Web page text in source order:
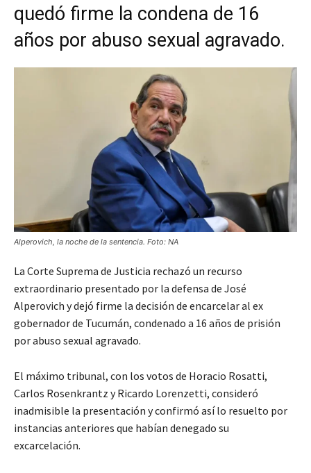
quedó firme la condena de 16
años por abuso sexual agravado.
Alperovich, la noche de la sentencia. Foto: NA
La Corte Suprema de Justicia rechazó un recurso
extraordinario presentado por la defensa de José
Alperovich y dejó firme la decisión de encarcelar al ex
gobernador de Tucumán, condenado a 16 años de prisión
por abuso sexual agravado.
El máximo tribunal, con los votos de Horacio Rosatti,
Carlos Rosenkrantz y Ricardo Lorenzetti, consideró
inadmisible la presentación y confirmó así lo resuelto por
instancias anteriores que habían denegado su
excarcelación.